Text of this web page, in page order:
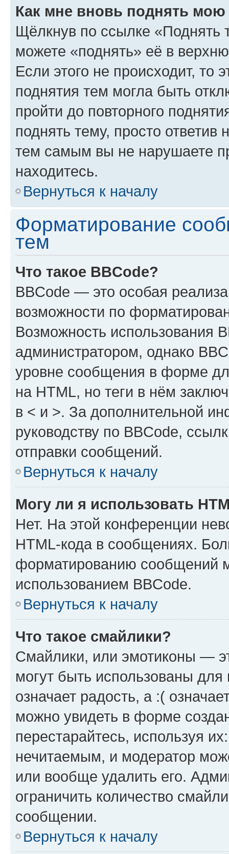
Как мне вновь поднять мою
Щёлкнув по ссылке «Поднять
можете «поднять» её в
Если этого не происходит, то
поднятия тем могла быть
пройти до повторного
поднять тему, просто ответив
тем самым вы не нарушаете
находитесь.
Вернуться к началу
Форматирование
тем
Что такое BBCode?
BBCode — это особая
возможности по
Возможность использования
администратором, однако
уровне сообщения в форме
на HTML, но теги в нём
в < и >. За дополнительной
руководству по BBCode,
отправки сообщений.
Вернуться к началу
Могу ли я использовать
Нет. На этой конференции
HTML-кода в сообщениях.
форматированию сообщений
использованием BBCode.
Вернуться к началу
Что такое смайлики?
Смайлики, или эмотиконы —
могут быть использованы
означает радость, а :(
можно увидеть в форме
перестарайтесь, используя
нечитаемым, и модератор
или вообще удалить его.
ограничить количество
сообщении.
Вернуться к началу